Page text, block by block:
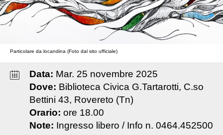
Particolare da locandina (Foto dal sito ufficiale)
Data: Mar. 25 novembre 2025
Dove: Biblioteca Civica G.Tartarotti, C.so
Bettini 43, Rovereto (Tn)
Orario: ore 18.00
Note: Ingresso libero / Info n. 0464.452500